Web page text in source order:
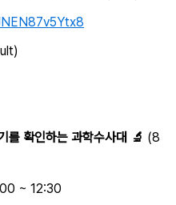
를 확인하는 과학수사대 🔬 (8
~ 12:30